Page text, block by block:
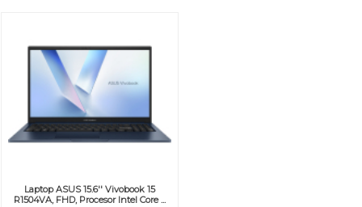
Laptop ASUS 15.6'' Vivobook 15
R1504VA, FHD, Procesor Intel Core ...